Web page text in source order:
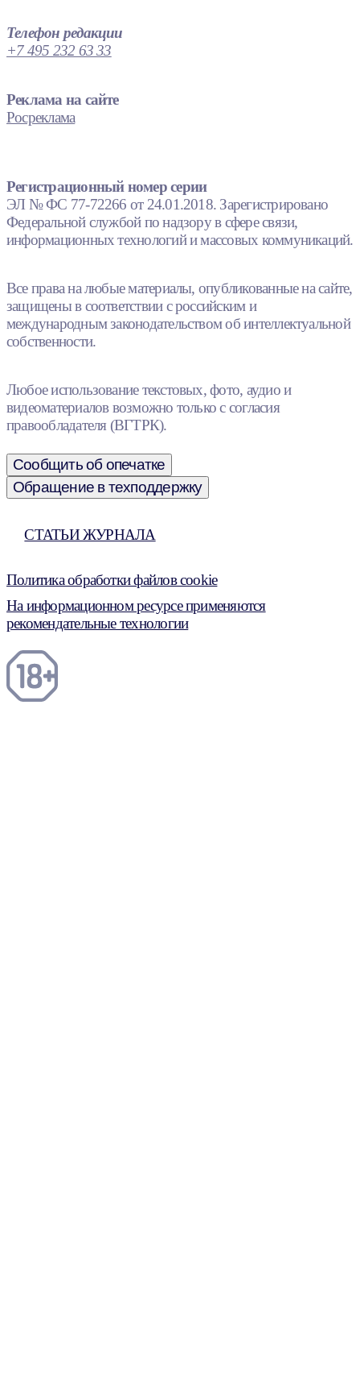
Телефон редакции
+7 495 232 63 33
Реклама на сайте
Росреклама
Регистрационный номер серии
ЭЛ № ФС 77-72266 от 24.01.2018. Зарегистрировано
Федеральной службой по надзору в сфере связи,
информационных технологий и массовых коммуникаций.
Все права на любые материалы, опубликованные на сайте,
защищены в соответствии с российским и
международным законодательством об интеллектуальной
собственности.
Любое использование текстовых, фото, аудио и
видеоматериалов возможно только с согласия
правообладателя (ВГТРК).
Сообщить об опечатке
Обращение в техподдержку
СТАТЬИ ЖУРНАЛА
Политика обработки файлов cookie
На информационном ресурсе применяются
рекомендательные технологии